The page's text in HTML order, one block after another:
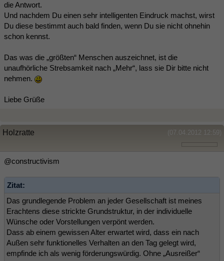
die Antwort.
Und nachdem Du einen sehr intelligenten Eindruck machst, wirst
Du diese bestimmt auch bald finden, wenn Du sie nicht ohnehin
schon kennst.
Das was die „größten“ Menschen auszeichnet, ist die
unaufhörliche Strebsamkeit nach „Mehr“, lass sie Dir bitte nicht
nehmen.
Liebe Grüße
(07.04.2012 12:59)
Holzratte
@constructivism
Zitat:
Das grundlegende Problem an jeder Gesellschaft ist meines
Erachtens diese strickte Grundstruktur, in der individuelle
Wünsche oder Vorstellungen verpönt werden.
Dass ab einem gewissen Alter erwartet wird, dass ein nach
Außen sehr funktionelles Verhalten an den Tag gelegt wird,
empfinde ich als wenig förderungswürdig. Ohne „Ausreißer“